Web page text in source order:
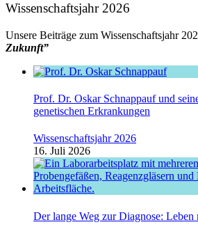
Wissenschaftsjahr 2026
Unsere Beiträge zum Wissenschaftsjahr
Zukunft”
Prof. Dr. Oskar Schnappauf und
genetischen Erkrankungen
Wissenschaftsjahr 2026
16. Juli 2026
Der lange Weg zur Diagnose: Leben